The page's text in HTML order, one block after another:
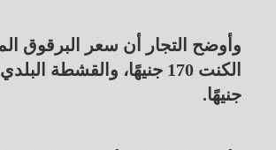
جنيهًا.